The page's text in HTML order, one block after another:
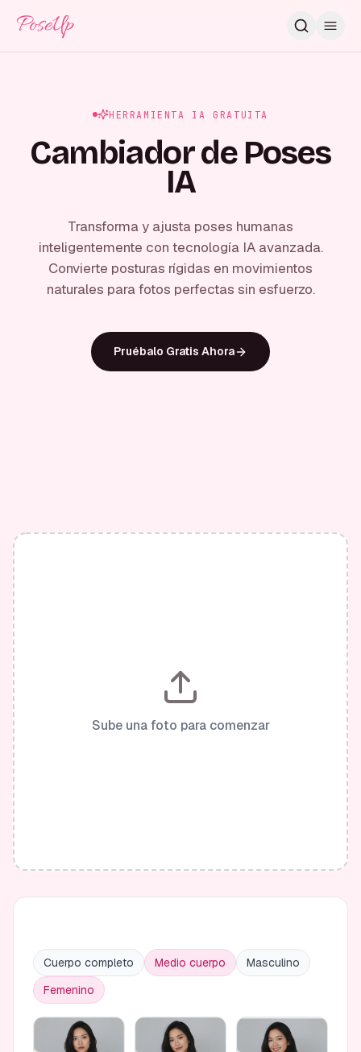
PoseUp
HERRAMIENTA IA GRATUITA
Cambiador de Poses
IA
Transforma y ajusta poses humanas
inteligentemente con tecnología IA avanzada.
Convierte posturas rígidas en movimientos
naturales para fotos perfectas sin esfuerzo.
Pruébalo Gratis Ahora
Sube una foto para comenzar
Cuerpo completo Medio cuerpo
Masculino
Femenino